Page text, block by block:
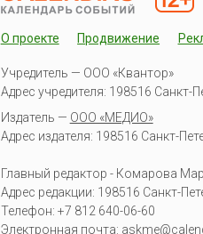
О проекте Продвижение
Учредитель — ООО «Квантор»
Адрес учредителя: 198516 Санкт-
Издатель — ООО «МЕДИО»
Адрес издателя: 198516 Санкт-
Главный редактор - Комарова
Адрес редакции: 198516 Санкт-
Телефон: +7 812 640-06-60
Электронная почта: